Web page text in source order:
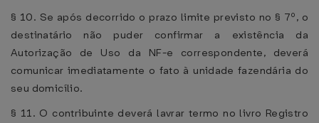
§ 10. Se após decorrido o prazo limite previsto no § 7º, o
destinatário não puder confirmar a existência da
Autorização de Uso da NF-e correspondente, deverá
comunicar imediatamente o fato à unidade fazendária do
seu domicílio.
§ 11. O contribuinte deverá lavrar termo no livro Registro